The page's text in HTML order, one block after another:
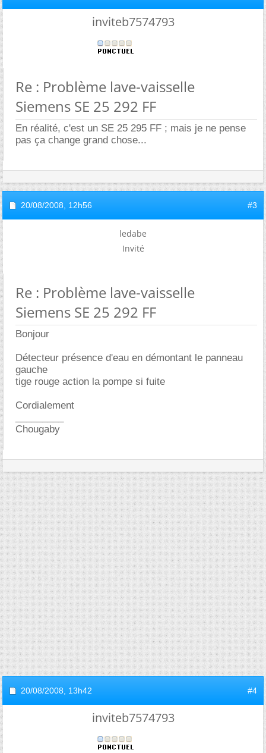
inviteb7574793
Re : Problème lave-vaisselle
Siemens SE 25 292 FF
En réalité, c'est un SE 25 295 FF ; mais je ne pense
pas ça change grand chose...
20/08/2008, 12h56 #3
ledabe
Invité
Re : Problème lave-vaisselle
Siemens SE 25 292 FF
Bonjour
Détecteur présence d'eau en démontant le panneau
gauche
tige rouge action la pompe si fuite
Cordialement
Chougaby
20/08/2008, 13h42 #4
inviteb7574793